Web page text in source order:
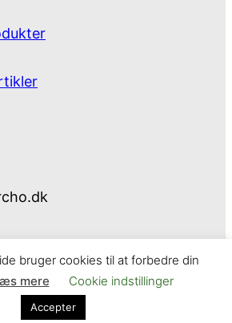
Hvidevarer
Kontakt
bruger cookies til at forbedre din
mere Cookie indstillinger
Accepter